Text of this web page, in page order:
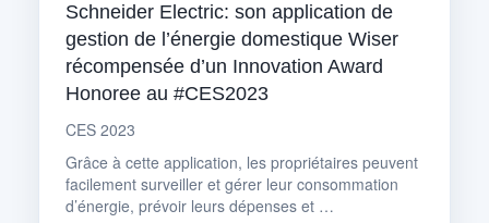
Schneider Electric: son application de
gestion de l’énergie domestique Wiser
récompensée d’un Innovation Award
Honoree au #CES2023
CES 2023
Grâce à cette application, les propriétaires peuvent
facilement surveiller et gérer leur consommation
d’énergie, prévoir leurs dépenses et …